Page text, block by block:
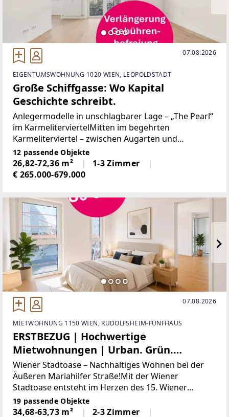
07.08.2026
EIGENTUMSWOHNUNG 1020 WIEN, LEOPOLDSTADT
Große Schiffgasse: Wo Kapital
Geschichte schreibt.
Anlegermodelle in unschlagbarer Lage – „The Pearl“
im KarmeliterviertelMitten im begehrten
Karmeliterviertel – zwischen Augarten und
Donaukanal – entsteht mit „The Pearl“ eine
außergewöhnliche Investmentchance für Anleger,
die gezielt in Wohnimmobilien
12 passende Objekte
26,82-72,36 m²
1-3 Zimmer
€ 265.000-679.000
07.08.2026
MIETWOHNUNG 1150 WIEN, RUDOLFSHEIM-FÜNFHAUS
ERSTBEZUG | Hochwertige
Mietwohnungen | Urban. Grün.
Modern.
Wiener Stadtoase – Nachhaltiges Wohnen bei der
Äußeren Mariahilfer Straße!Mit der Wiener
Stadtoase entsteht im Herzen des 15. Wiener
Gemeindebezirks ein modernes Wohnprojekt, das
nachhaltige Bauweise, innovative Energietechnik
19 passende Objekte
34,68-63,73 m²
2-3 Zimmer